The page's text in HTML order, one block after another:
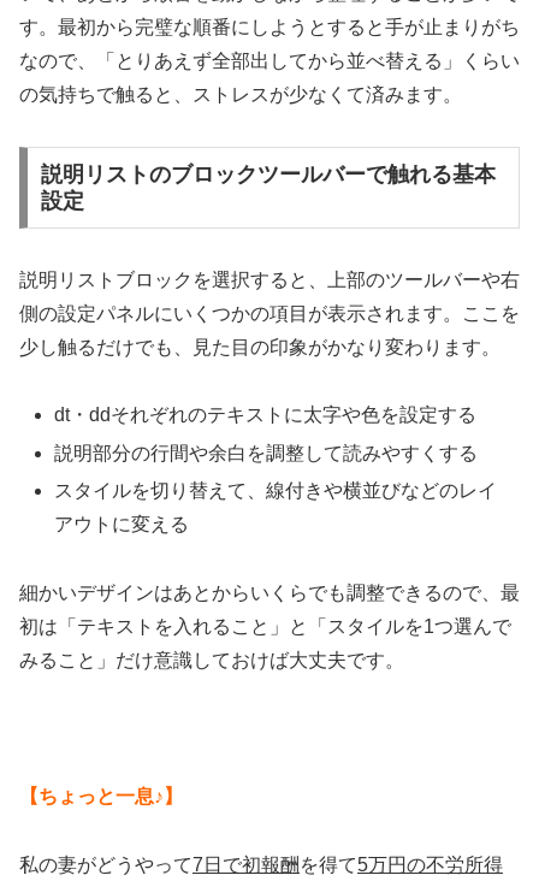
す。最初から完璧な順番にしようとすると手が止まりがち
なので、「とりあえず全部出してから並べ替える」くらい
の気持ちで触ると、ストレスが少なくて済みます。
説明リストのブロックツールバーで触れる基本
設定
説明リストブロックを選択すると、上部のツールバーや右
側の設定パネルにいくつかの項目が表示されます。ここを
少し触るだけでも、見た目の印象がかなり変わります。
dt・ddそれぞれのテキストに太字や色を設定する
説明部分の行間や余白を調整して読みやすくする
スタイルを切り替えて、線付きや横並びなどのレイ
アウトに変える
細かいデザインはあとからいくらでも調整できるので、最
初は「テキストを入れること」と「スタイルを1つ選んで
みること」だけ意識しておけば大丈夫です。
【ちょっと一息♪】
私の妻がどうやって7日で初報酬 を得て5万円の不労所得